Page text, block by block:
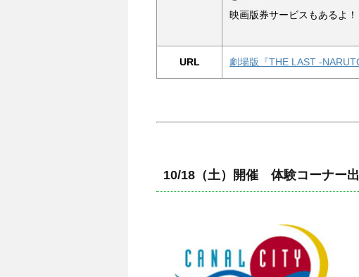
映画版券サービスもあるよ！
URL 劇場版『THE LAST -
10/18（土）開催 体験コーナー